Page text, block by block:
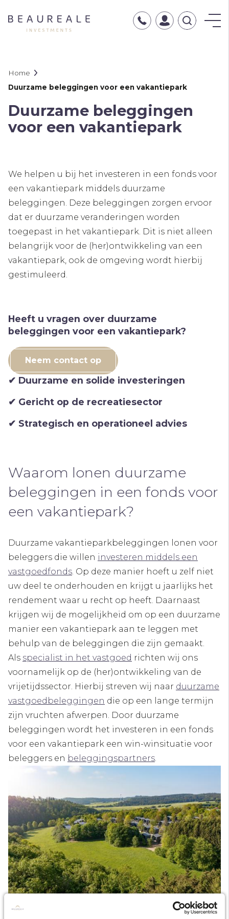
Typ
hier
Kruimelpad
Home
Duurzame beleggingen voor een vakantiepark
Duurzame beleggingen
voor een vakantiepark
We helpen u bij het investeren in een fonds voor
een vakantiepark middels duurzame
beleggingen. Deze beleggingen zorgen ervoor
dat er duurzame veranderingen worden
toegepast in het vakantiepark. Dit is niet alleen
belangrijk voor de (her)ontwikkeling van een
vakantiepark, ook de omgeving wordt hierbij
gestimuleerd.
Heeft u vragen over duurzame
beleggingen voor een vakantiepark?
Neem contact op
✔ Duurzame en solide investeringen
✔ Gericht op de recreatiesector
✔ Strategisch en operationeel advies
Waarom lonen duurzame
beleggingen in een fonds voor
een vakantiepark?
Duurzame vakantieparkbeleggingen lonen voor
beleggers die willen investeren middels een
vastgoedfonds . Op deze manier hoeft u zelf niet
uw deel te onderhouden en krijgt u jaarlijks het
rendement waar u recht op heeft. Daarnaast
krijgen wij de mogelijkheid om op een duurzame
manier een vakantiepark aan te leggen met
behulp van de beleggingen die zijn gemaakt.
Als specialist in het vastgoed richten wij ons
voornamelijk op de (her)ontwikkeling van de
vrijetijdssector. Hierbij streven wij naar duurzame
vastgoedbeleggingen die op een lange termijn
zijn vruchten afwerpen. Door duurzame
beleggingen wordt het investeren in een fonds
voor een vakantiepark een win-winsituatie voor
beleggers en beleggingspartners